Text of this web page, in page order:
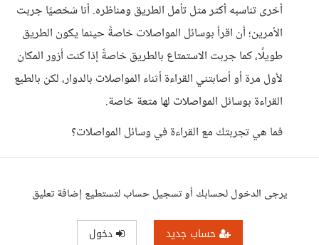
أخرى تناسبه أكثر مثل تأمل الطريق ومناظره. أنا شخصيًا جربت
الأمرين؛ أن اقرأ بوسائل المواصلات خاصةً حينما يكون الطريق
طويلًا، كما جربت الاستمتاع بالطريق خاصةً إذا كنت أزور المكان
لأول مرة أو أصابتني القراءة أثناء المواصلات بالدوار، لكن بالطبع
القراءة بوسائل المواصلات لها متعة خاصة.
فما هي تجربتك مع القراءة في وسائل المواصلات؟
يرجى الدخول لحسابك أو تسجيل حساب لتستطيع إضافة تعليق
حساب جديد دخول